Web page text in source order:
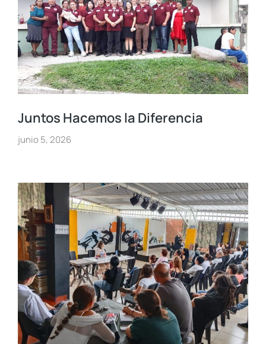
Juntos Hacemos la Diferencia
junio 5, 2026